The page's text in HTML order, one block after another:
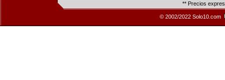
** Precios
© 2002/2022 Solo10.com